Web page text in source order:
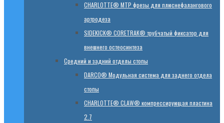
CHARLOTTE® MTP фрезы для плюснефалангового
артродеза
SIDEKICK® CORETRAK® трубчатый фиксатор для
внешнего остеосинтеза
Средний и задний отделы стопы
DARCO® Модульная система для заднего отдела
стопы
CHARLOTTE® CLAW® компрессирующая пластина
2.7